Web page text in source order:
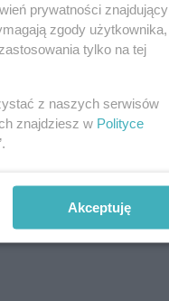
prywatności znajdujący
zgody użytkownika,
tylko na tej
z naszych serwisów
znajdziesz w Polityce
Akceptuję